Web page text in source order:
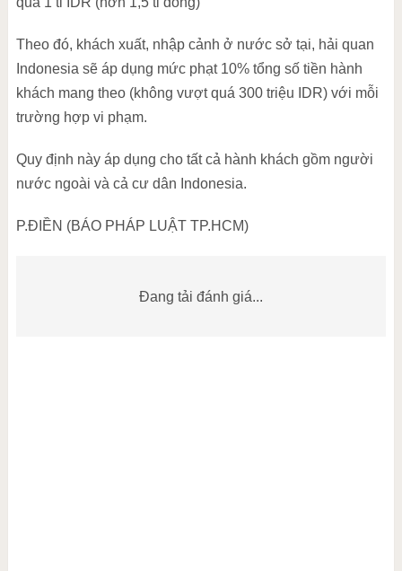
Theo đó, khách xuất, nhập cảnh ở nước sở tại, hải quan
Indonesia sẽ áp dụng mức phạt 10% tổng số tiền hành
khách mang theo (không vượt quá 300 triệu IDR) với mỗi
trường hợp vi phạm.
Quy định này áp dụng cho tất cả hành khách gồm người
nước ngoài và cả cư dân Indonesia.
P.ĐIỀN (BÁO PHÁP LUẬT TP.HCM)
Đang tải đánh giá...